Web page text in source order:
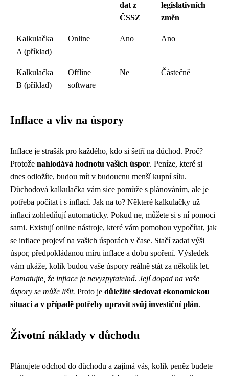
dat z
ČSSZ
legislativních
změn
Kalkulačka
A (příklad)
Online Ano Ano
Kalkulačka
B (příklad)
Offline
software
Ne Částečně
Inflace a vliv na úspory
Inflace je strašák pro každého, kdo si šetří na důchod. Proč?
Protože nahlodává hodnotu vašich úspor. Peníze, které si
dnes odložíte, budou mít v budoucnu menší kupní sílu.
Důchodová kalkulačka vám sice pomůže s plánováním, ale je
potřeba počítat i s inflací. Jak na to? Některé kalkulačky už
inflaci zohledňují automaticky. Pokud ne, můžete si s ní pomoci
sami. Existují online nástroje, které vám pomohou vypočítat, jak
se inflace projeví na vašich úsporách v čase. Stačí zadat výši
úspor, předpokládanou míru inflace a dobu spoření. Výsledek
vám ukáže, kolik budou vaše úspory reálně stát za několik let.
Pamatujte, že inflace je nevyzpytatelná. Její dopad na vaše
úspory se může lišit. Proto je důležité sledovat ekonomickou
situaci a v případě potřeby upravit svůj investiční plán.
Životní náklady v důchodu
Plánujete odchod do důchodu a zajímá vás, kolik peněz budete